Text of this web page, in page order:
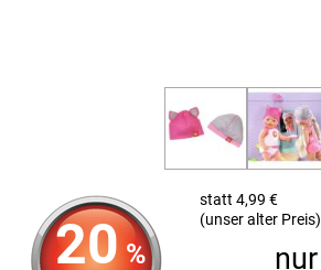
20 %
statt 4,99 €
(unser alter Preis)
nur